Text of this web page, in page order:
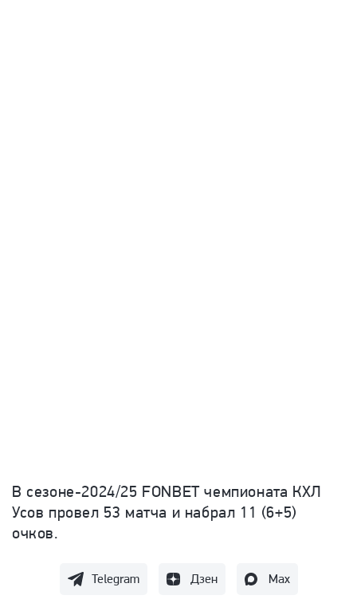
В сезоне-2024/25 FONBETчемпионата КХЛ
Усов провел 53 матча и набрал 11 (6+5)
очков.
Telegram Дзен Max